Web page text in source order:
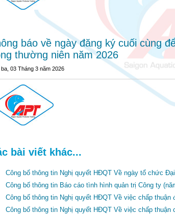
báo về ngày đăng ký cuối cùng
thường niên năm 2026
03 Tháng 3 năm 2026
bài viết khác...
Công bố thông tin Nghị quyết HĐQT Về ngày tổ chức
Công bố thông tin Báo cáo tình hình quản trị Công ty
Công bố thông tin Nghị quyết HĐQT Về việc chấp
Công bố thông tin Nghị quyết HĐQT Về việc chấp